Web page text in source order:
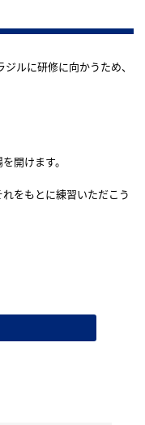
ルに研修に向かうため、
開けます。
をもとに練習いただこう